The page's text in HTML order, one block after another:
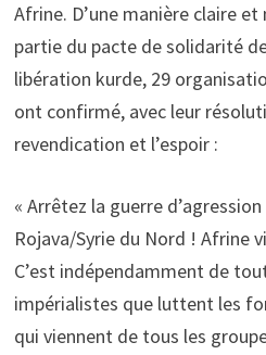
Afrine. D’une manière claire
partie du pacte de solidarité
libération kurde, 29
ont confirmé, avec leur
revendication et l’espoir :
« Arrêtez la guerre
Rojava/Syrie du Nord ! Afrine
C’est indépendamment de
impérialistes que luttent les
qui viennent de tous les